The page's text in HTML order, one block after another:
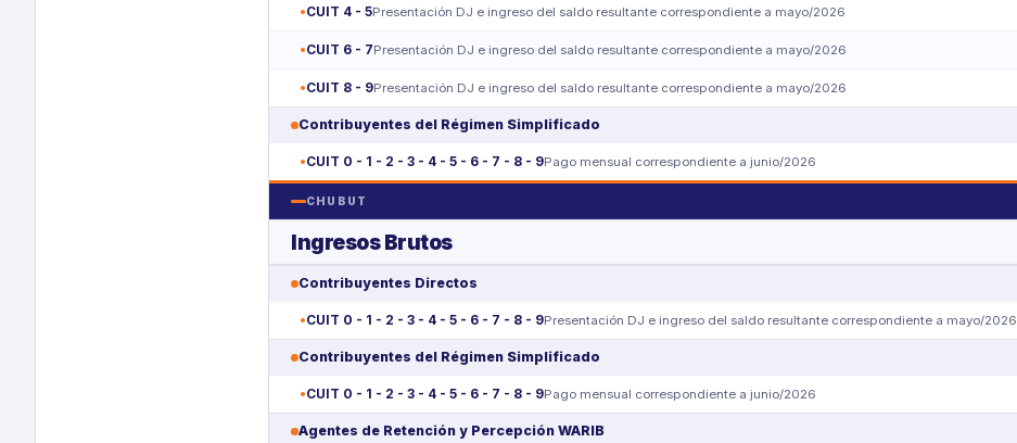
CUIT 4 - 5Presentación DJ e ingreso del saldo resultante correspondiente a mayo/2026
CUIT 6 - 7Presentación DJ e ingreso del saldo resultante correspondiente a mayo/2026
CUIT 8 - 9Presentación DJ e ingreso del saldo resultante correspondiente a mayo/2026
Contribuyentes del Régimen Simplificado
CUIT 0 - 1 - 2 - 3 - 4 - 5 - 6 - 7 - 8 - 9Pago mensual correspondiente a junio/2026
CHUBUT
Ingresos Brutos
Contribuyentes Directos
CUIT 0 - 1 - 2 - 3 - 4 - 5 - 6 - 7 - 8 - 9Presentación DJ e ingreso del saldo resultante correspondiente a mayo/2026
Contribuyentes del Régimen Simplificado
CUIT 0 - 1 - 2 - 3 - 4 - 5 - 6 - 7 - 8 - 9Pago mensual correspondiente a junio/2026
Agentes de Retención y Percepción WARIB